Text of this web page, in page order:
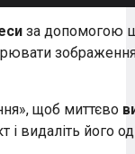
за допомогою
щоб миттєво
і видаліть його